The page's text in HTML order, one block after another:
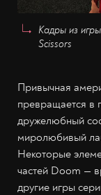
Кадры из
Scissors
Привычная
превращается в
дружелюбный
миролюбивый
Некоторые
частей Doom —
другие игры